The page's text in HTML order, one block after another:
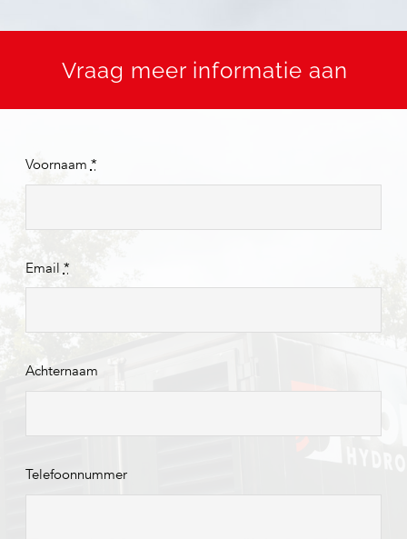
Vraag meer informatie aan
Voornaam *
Email *
Achternaam
Telefoonnummer